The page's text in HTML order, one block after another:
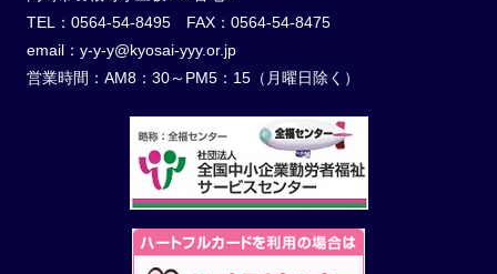
TEL：0564-54-8495 FAX：0564-54-8475
email：y-y-y@kyosai-yyy.or.jp
営業時間：AM8：30～PM5：15（月曜日除く）